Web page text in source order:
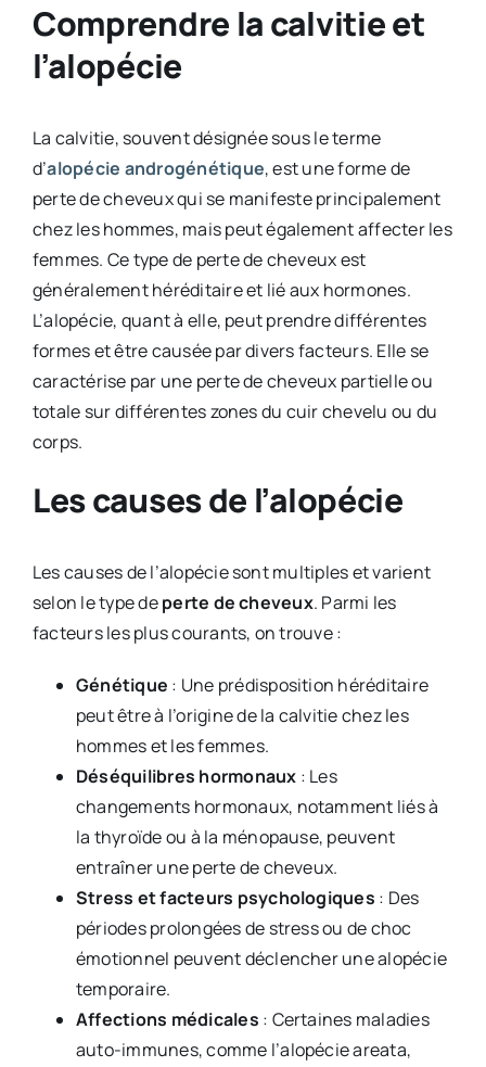
Comprendre la calvitie et
l’alopécie
La calvitie, souvent désignée sous le terme
d’alopécie androgénétique, est une forme de
perte de cheveux qui se manifeste principalement
chez les hommes, mais peut également affecter les
femmes. Ce type de perte de cheveux est
généralement héréditaire et lié aux hormones.
L’alopécie, quant à elle, peut prendre différentes
formes et être causée par divers facteurs. Elle se
caractérise par une perte de cheveux partielle ou
totale sur différentes zones du cuir chevelu ou du
corps.
Les causes de l’alopécie
Les causes de l’alopécie sont multiples et varient
selon le type deperte de cheveux. Parmi les
facteurs les plus courants, on trouve :
Génétique : Une prédisposition héréditaire
peut être à l’origine de la calvitie chez les
hommes et les femmes.
Déséquilibres hormonaux : Les
changements hormonaux, notamment liés à
la thyroïde ou à la ménopause, peuvent
entraîner une perte de cheveux.
Stress et facteurs psychologiques : Des
périodes prolongées de stress ou de choc
émotionnel peuvent déclencher une alopécie
temporaire.
Affections médicales : Certaines maladies
auto-immunes, comme l’alopécie areata,